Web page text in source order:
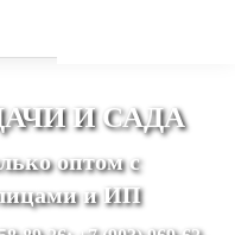
И САДА
оптом с
и ИП